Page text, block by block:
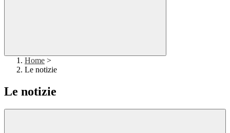
Home >
Le notizie
Le notizie